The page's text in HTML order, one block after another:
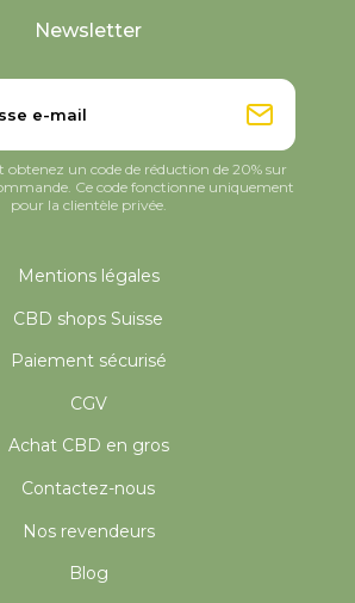
Mentions légales
CBD shops Suisse
Paiement sécurisé
CGV
Achat CBD en gros
Contactez-nous
Nos revendeurs
Blog
Newsletter
obtenez un code de réduction de 20% sur
Ce code fonctionne uniquement
pour la clientèle privée.